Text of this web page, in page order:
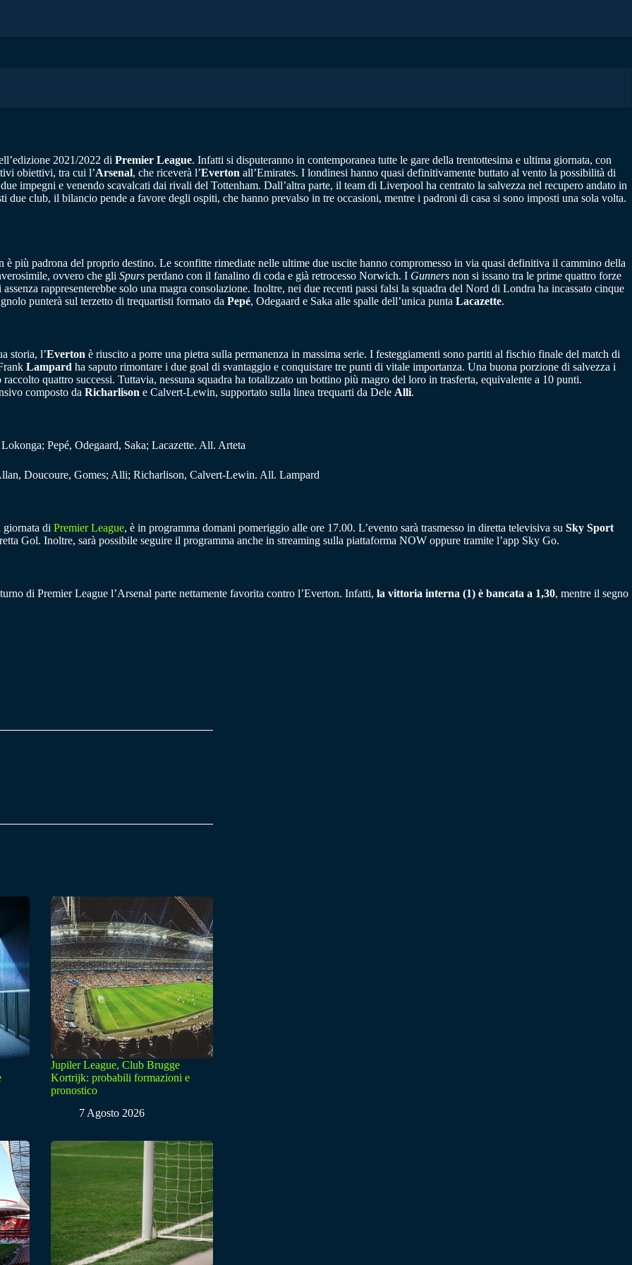
2021/2022 di Premier League. Infatti si disputeranno in contemporanea tutte le gare della trentottesima e ultima giornata, con
obiettivi, tra cui l’Arsenal, che riceverà l’Everton all’Emirates. I londinesi hanno quasi definitivamente buttato al vento la possibilità di
impegni e venendo scavalcati dai rivali del Tottenham. Dall’altra parte, il team di Liverpool ha centrato la salvezza nel recupero andato in
due club, il bilancio pende a favore degli ospiti, che hanno prevalso in tre occasioni, mentre i padroni di casa si sono imposti una sola volta.
è più padrona del proprio destino. Le sconfitte rimediate nelle ultime due uscite hanno compromesso in via quasi definitiva il cammino della
ovvero che gli Spurs perdano con il fanalino di coda e già retrocesso Norwich. I Gunners non si issano tra le prime quattro forze
rappresenterebbe solo una magra consolazione. Inoltre, nei due recenti passi falsi la squadra del Nord di Londra ha incassato cinque
punterà sul terzetto di trequartisti formato da Pepé, Odegaard e Saka alle spalle dell’unica punta Lacazette.
storia, l’Everton è riuscito a porre una pietra sulla permanenza in massima serie. I festeggiamenti sono partiti al fischio finale del match di
Lampard ha saputo rimontare i due goal di svantaggio e conquistare tre punti di vitale importanza. Una buona porzione di salvezza i
quattro successi. Tuttavia, nessuna squadra ha totalizzato un bottino più magro del loro in trasferta, equivalente a 10 punti.
composto da Richarlison e Calvert-Lewin, supportato sulla linea trequarti da Dele Alli.
Pepé, Odegaard, Saka; Lacazette. All. Arteta
Doucoure, Gomes; Alli; Richarlison, Calvert-Lewin. All. Lampard
giornata di Premier League, è in programma domani pomeriggio alle ore 17.00. L’evento sarà trasmesso in diretta televisiva su Sky Sport
Gol. Inoltre, sarà possibile seguire il programma anche in streaming sulla piattaforma NOW oppure tramite l’app Sky Go.
di Premier League l’Arsenal parte nettamente favorita contro l’Everton. Infatti, la vittoria interna (1) è bancata a 1,30, mentre il segno
Jupiler League, Club Brugge
Kortrijk: probabili formazioni e
pronostico
7 Agosto 2026